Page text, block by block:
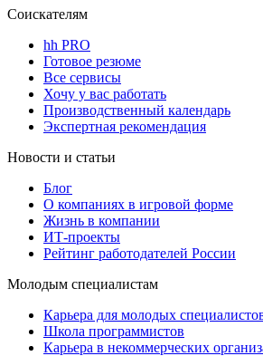
Соискателям
hh PRO
Готовое резюме
Все сервисы
Хочу у вас работать
Производственный календарь
Экспертная рекомендация
Новости и статьи
Блог
О компаниях в игровой форме
Жизнь в компании
ИТ-проекты
Рейтинг работодателей России
Молодым специалистам
Карьера для молодых
Школа программистов
Карьера в некоммерческих